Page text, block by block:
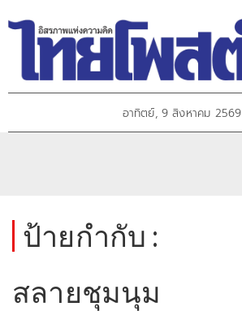
อาทิตย์, 9 สิงหาคม 2569
ป้ายกำกับ :
สลายชุมนุม